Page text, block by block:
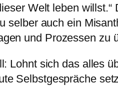
Welt leben
selber auch ein
und Prozessen zu
Lohnt sich das alles
Selbstgespräche